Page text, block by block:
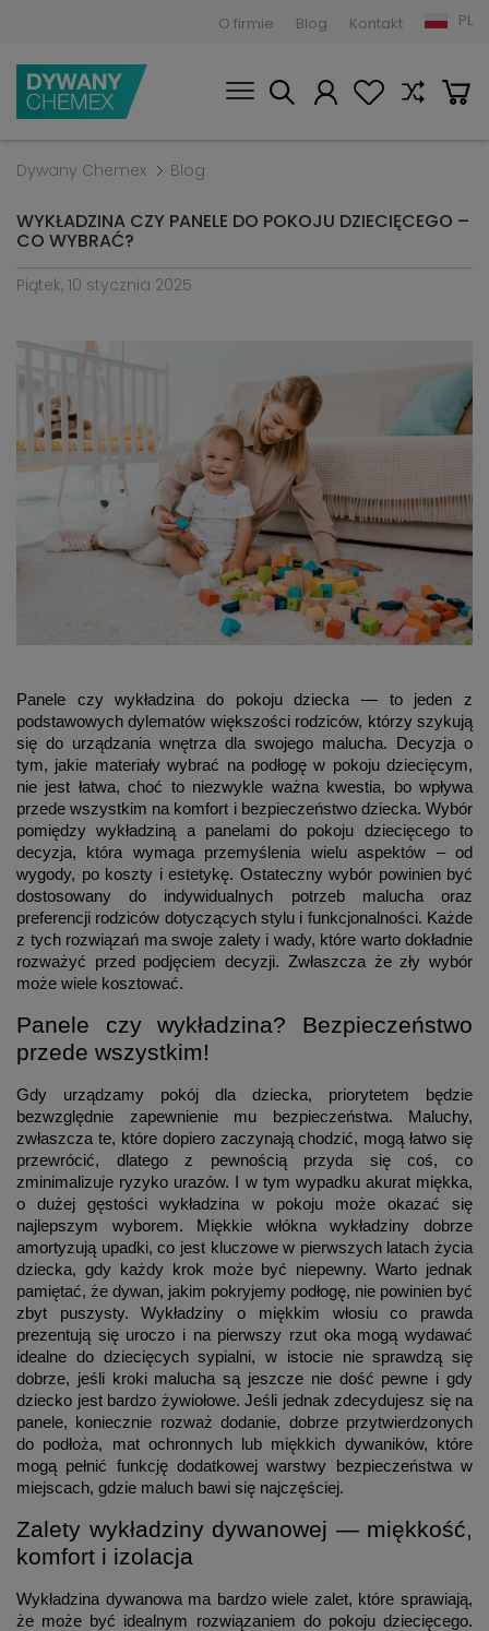
O firmie Blog Kontakt PL
Dywany Chemex Blog
WYKŁADZINA CZY PANELE DO POKOJU DZIECIĘCEGO –
CO WYBRAĆ?
Piątek, 10 stycznia 2025
Panele czy wykładzina do pokoju dziecka — to jeden z
podstawowych dylematów większości rodziców, którzy szykują
się do urządzania wnętrza dla swojego malucha. Decyzja o
tym, jakie materiały wybrać na podłogę w pokoju dziecięcym,
nie jest łatwa, choć to niezwykle ważna kwestia, bo wpływa
przede wszystkim na komfort i bezpieczeństwo dziecka. Wybór
pomiędzy wykładziną a panelami do pokoju dziecięcego to
decyzja, która wymaga przemyślenia wielu aspektów – od
wygody, po koszty i estetykę. Ostateczny wybór powinien być
dostosowany do indywidualnych potrzeb malucha oraz
preferencji rodziców dotyczących stylu i funkcjonalności. Każde
z tych rozwiązań ma swoje zalety i wady, które warto dokładnie
rozważyć przed podjęciem decyzji. Zwłaszcza że zły wybór
może wiele kosztować.
Panele czy wykładzina? Bezpieczeństwo
przede wszystkim!
Gdy urządzamy pokój dla dziecka, priorytetem będzie
bezwzględnie zapewnienie mu bezpieczeństwa. Maluchy,
zwłaszcza te, które dopiero zaczynają chodzić, mogą łatwo się
przewrócić, dlatego z pewnością przyda się coś, co
zminimalizuje ryzyko urazów. I w tym wypadku akurat miękka,
o dużej gęstości wykładzina w pokoju może okazać się
najlepszym wyborem. Miękkie włókna wykładziny dobrze
amortyzują upadki, co jest kluczowe w pierwszych latach życia
dziecka, gdy każdy krok może być niepewny. Warto jednak
pamiętać, że dywan, jakim pokryjemy podłogę, nie powinien być
zbyt puszysty. Wykładziny o miękkim włosiu co prawda
prezentują się uroczo i na pierwszy rzut oka mogą wydawać
idealne do dziecięcych sypialni, w istocie nie sprawdzą się
dobrze, jeśli kroki malucha są jeszcze nie dość pewne i gdy
dziecko jest bardzo żywiołowe. Jeśli jednak zdecydujesz się na
panele, koniecznie rozważ dodanie, dobrze przytwierdzonych
do podłoża, mat ochronnych lub miękkich dywaników, które
mogą pełnić funkcję dodatkowej warstwy bezpieczeństwa w
miejscach, gdzie maluch bawi się najczęściej.
Zalety wykładziny dywanowej — miękkość,
komfort i izolacja
Wykładzina dywanowa ma bardzo wiele zalet, które sprawiają,
że może być idealnym rozwiązaniem do pokoju dziecięcego.